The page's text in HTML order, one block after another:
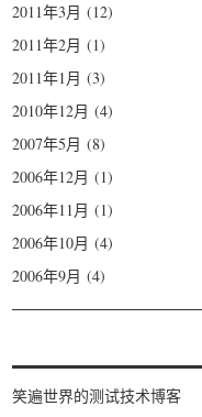
2011年3月 (12)
2011年2月 (1)
2011年1月 (3)
2010年12月 (4)
2007年5月 (8)
2006年12月 (1)
2006年11月 (1)
2006年10月 (4)
2006年9月 (4)
笑遍世界的测试技术博客